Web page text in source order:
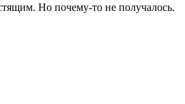
Но почему-то не получалось.